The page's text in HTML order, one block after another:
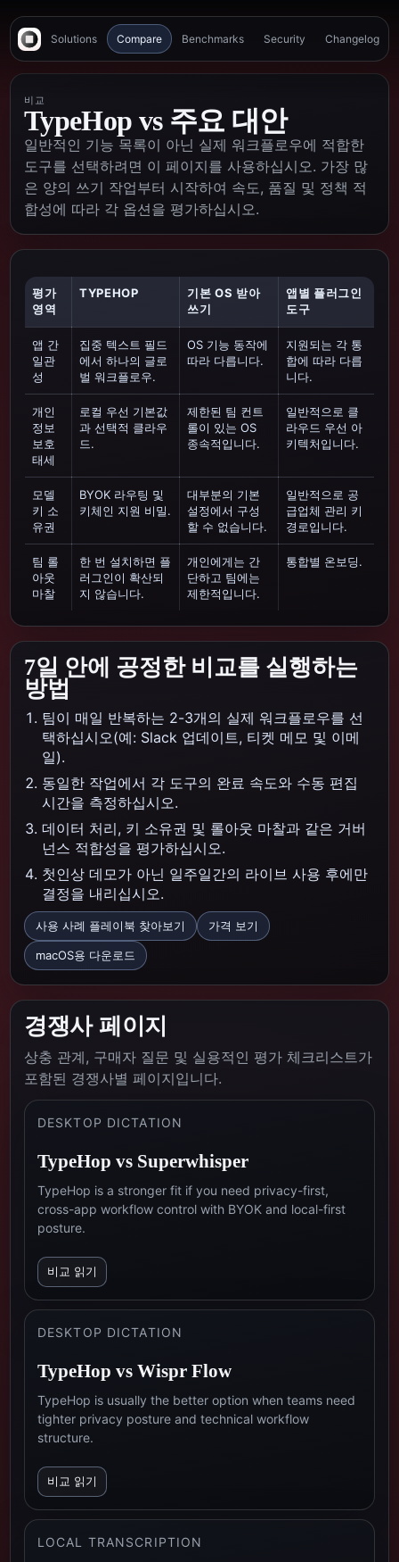
Solutions Compare Benchmarks Security Changelog
비교
TypeHop vs 주요 대안
일반적인 기능 목록이 아닌 실제 워크플로우에 적합한
도구를 선택하려면 이 페이지를 사용하십시오. 가장 많
은 양의 쓰기 작업부터 시작하여 속도, 품질 및 정책 적
합성에 따라 각 옵션을 평가하십시오.
평가
영역
TYPEHOP
기본 OS 받아
쓰기
앱별 플러그인
도구
앱 간
일관
성
집중 텍스트 필드
에서 하나의 글로
벌 워크플로우.
OS 기능 동작에
따라 다릅니다.
지원되는 각 통
합에 따라 다릅
니다.
개인
정보
보호
태세
로컬 우선 기본값
과 선택적 클라우
드.
제한된 팀 컨트
롤이 있는 OS
종속적입니다.
일반적으로 클
라우드 우선 아
키텍처입니다.
모델
키 소
유권
BYOK 라우팅 및
키체인 지원 비밀.
대부분의 기본
설정에서 구성
할 수 없습니다.
일반적으로 공
급업체 관리 키
경로입니다.
팀 롤
아웃
마찰
한 번 설치하면 플
러그인이 확산되
지 않습니다.
개인에게는 간
단하고 팀에는
제한적입니다.
통합별 온보딩.
7일 안에 공정한 비교를 실행하는
방법
팀이 매일 반복하는 2-3개의 실제 워크플로우를 선
택하십시오(예: Slack 업데이트, 티켓 메모 및 이메
일).
동일한 작업에서 각 도구의 완료 속도와 수동 편집
시간을 측정하십시오.
데이터 처리, 키 소유권 및 롤아웃 마찰과 같은 거버
넌스 적합성을 평가하십시오.
첫인상 데모가 아닌 일주일간의 라이브 사용 후에만
결정을 내리십시오.
사용 사례 플레이북 찾아보기 가격 보기
macOS용 다운로드
경쟁사 페이지
상충 관계, 구매자 질문 및 실용적인 평가 체크리스트가
포함된 경쟁사별 페이지입니다.
DESKTOP DICTATION
TypeHop vs Superwhisper
TypeHop is a stronger fit if you need privacy-first,
cross-app workflow control with BYOK and local-first
posture.
비교 읽기
DESKTOP DICTATION
TypeHop vs Wispr Flow
TypeHop is usually the better option when teams need
tighter privacy posture and technical workflow
structure.
비교 읽기
LOCAL TRANSCRIPTION